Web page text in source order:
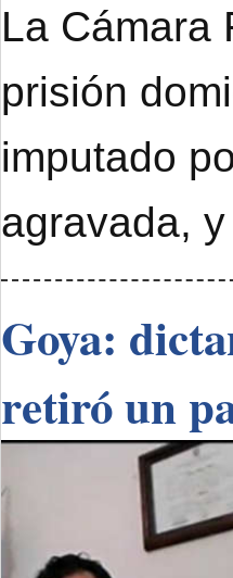
La Cámara
prisión
imputado
agravada,
Goya:
retiró un